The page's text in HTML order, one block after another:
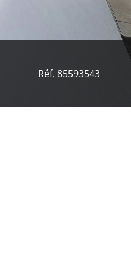
Réf. 85593543